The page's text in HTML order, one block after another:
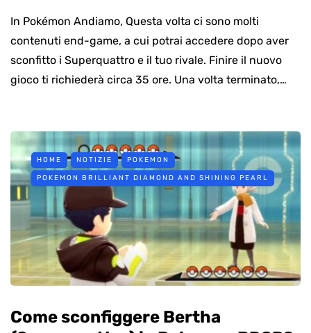
In Pokémon Andiamo, Questa volta ci sono molti
contenuti end-game, a cui potrai accedere dopo aver
sconfitto i Superquattro e il tuo rivale. Finire il nuovo
gioco ti richiederà circa 35 ore. Una volta terminato,…
HOME NOTIZIE POKEMON
POKEMON BRILLIANT DIAMOND AND SHINING PEARL
Come sconfiggere Bertha